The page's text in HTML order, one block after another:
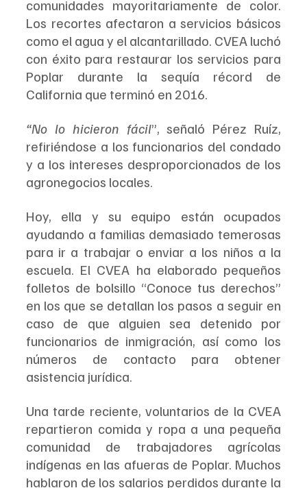
comunidades mayoritariamente de color.
Los recortes afectaron a servicios básicos
como el agua y el alcantarillado. CVEA luchó
con éxito para restaurar los servicios para
Poplar durante la sequía récord de
California que terminó en 2016.
“No lo hicieron fácil”, señaló Pérez Ruíz,
refiriéndose a los funcionarios del condado
y a los intereses desproporcionados de los
agronegocios locales.
Hoy, ella y su equipo están ocupados
ayudando a familias demasiado temerosas
para ir a trabajar o enviar a los niños a la
escuela. El CVEA ha elaborado pequeños
folletos de bolsillo “Conoce tus derechos”
en los que se detallan los pasos a seguir en
caso de que alguien sea detenido por
funcionarios de inmigración, así como los
números de contacto para obtener
asistencia jurídica.
Una tarde reciente, voluntarios de la CVEA
repartieron comida y ropa a una pequeña
comunidad de trabajadores agrícolas
indígenas en las afueras de Poplar. Muchos
hablaron de los salarios perdidos durante la